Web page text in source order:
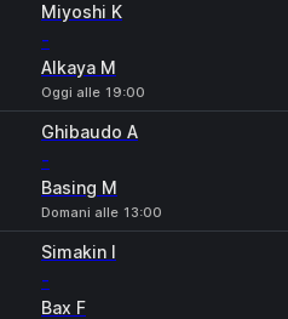
Miyoshi K
-
Alkaya M
Oggi alle 19:00
Ghibaudo A
-
Basing M
Domani alle 13:00
Simakin I
-
Bax F